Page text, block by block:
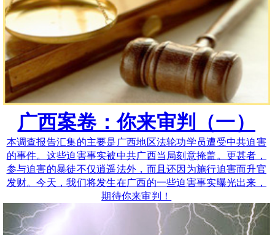
广西案卷：你来审判（一）
本调查报告汇集的主要是广西地区法轮功学员遭受中共迫害
的事件。这些迫害事实被中共广西当局刻意掩盖。更甚者，
参与迫害的暴徒不仅逍遥法外，而且还因为施行迫害而升官
发财。今天，我们将发生在广西的一些迫害事实曝光出来，
期待你来审判！